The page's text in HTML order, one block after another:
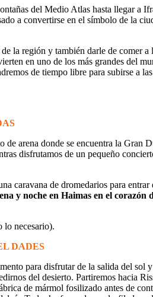
del Medio Atlas hasta llegar a
a convertirse en el símbolo de la
la región y también darle de comer
en uno de los más grandes del
de tiempo libre para subirse a
arena donde se encuentra la Gran
disfrutamos de un pequeño
caravana de dromedarios para
y noche en Haimas en el corazón
lo necesario).
DADES
para disfrutar de la salida del sol
del desierto. Partiremos hacia
de mármol fosilizado antes de